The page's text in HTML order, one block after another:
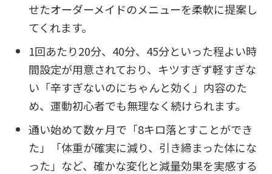
せたオーダーメイドのメニューを柔軟に提案し
てくれます。
1回あたり20分、40分、45分といった程よい時
間設定が用意されており、キツすぎず軽すぎな
い「辛すぎないのにちゃんと効く」内容のた
め、運動初心者でも無理なく続けられます。
通い始めて数ヶ月で「8キロ落とすことができ
た」「体重が確実に減り、引き締まった体にな
った」など、確かな変化と減量効果を実感する